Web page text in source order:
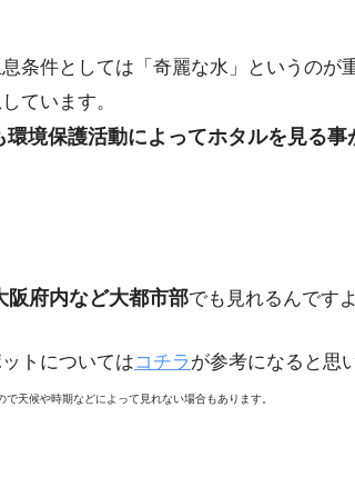
条件としては「奇麗な水」というのが
ています。
環境保護活動によってホタルを見る事
阪府内など大都市部でも見れるんです
トについてはコチラ が参考になると思
で天候や時期などによって見れない場合もあります。